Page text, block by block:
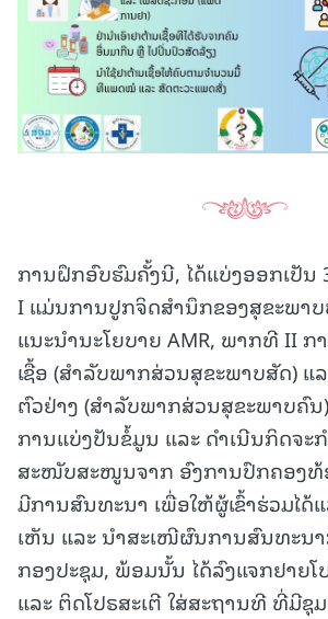
ການຝຶກອົບຮົມຄັ້ງນີ, ໄດ້ແບ່ງອອກເປັ
I ແມ່ນການປູກຈິດສໍານຶກຂອງສຸຂະພາ
ແນະນໍານະໂຍບາຍ AMR, ພາກທີ II
ເຊື້ອ (ສຳລັບພາກສ່ວນສຸຂະພາບສັດ) ແ
ຕົວຢ່າງ (ສຳລັບພາກສ່ວນສຸຂະພາບຄົ
ການແບ່ງປັນຂໍ້ມູນ ແລະ ດໍາເນີນກິດຈະ
ສະໜັບສະໜູນຈາກ ອົງການປົກຄອງທ້
ມີການສົນທະນາ ເພື່ອໃຫ້ຜູ້ເຂົ້າຮ່ວມໄດ້
ເຫັນ ແລະ ນຳສະເໜີຜົນການສົນທະນ
ກອງປະຊຸມ, ພ້ອມນັ້ນ ໄດ້ລົງແຈກຢາຍໂ
ແລະ ຕິດໂປຣສະເຕີ ໃສ່ສະຖານທີ ທີ່ມີຊຸ